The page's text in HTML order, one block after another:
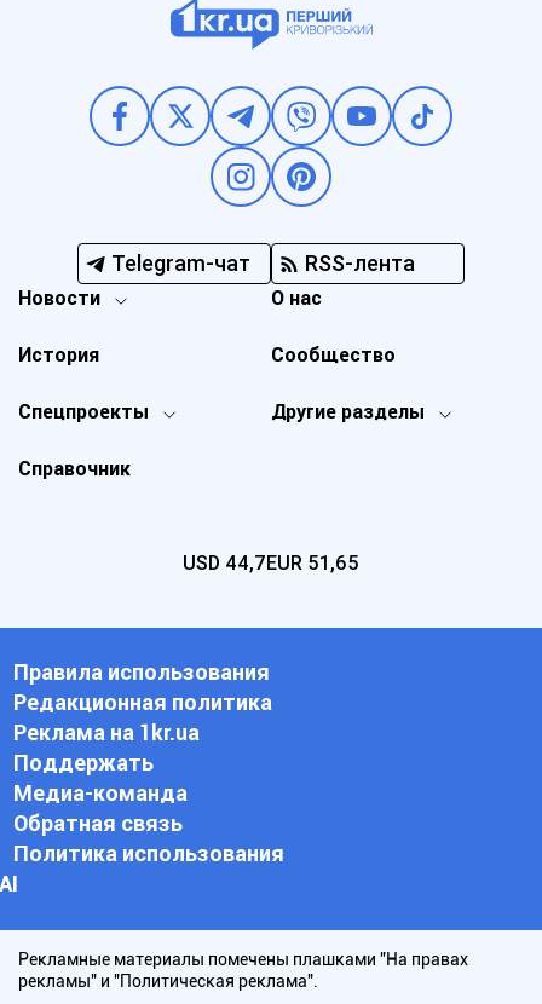
Telegram-чат RSS-лента
Новости
Спецпроекты Другие разделы
История
О нас
Справочник
Сообщество
USD 44,7EUR 51,65
Правила использования
Редакционная политика
Реклама на 1kr.ua
Поддержать
Медиа-команда
Обратная связь
Политика использования
АI
Рекламные материалы помечены плашками "На правах
рекламы" и "Политическая реклама".